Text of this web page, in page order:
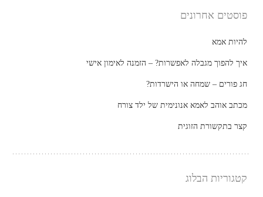
פוסטים אחרונים
להיות אמא
איך להפוך מגבלה לאפשרות? – הזמנה לאימון אישי
חג פורים – שמחה או הישרדות?
מכתב אוהב לאמא אנונימית של ילד צורח
קצר בתקשורת הזוגית
קטגוריות הבלוג